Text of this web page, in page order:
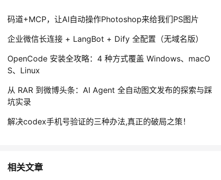
码道+MCP，让AI自动操作Photoshop来给我们PS图片
企业微信长连接 + LangBot + Dify 全配置（无域名版）
OpenCode 安装全攻略：4 种方式覆盖 Windows、macO
S、Linux
从 RAR 到微博头条：AI Agent 全自动图文发布的探索与踩
坑实录
解决codex手机号验证的三种办法,真正的破局之策！
相关文章